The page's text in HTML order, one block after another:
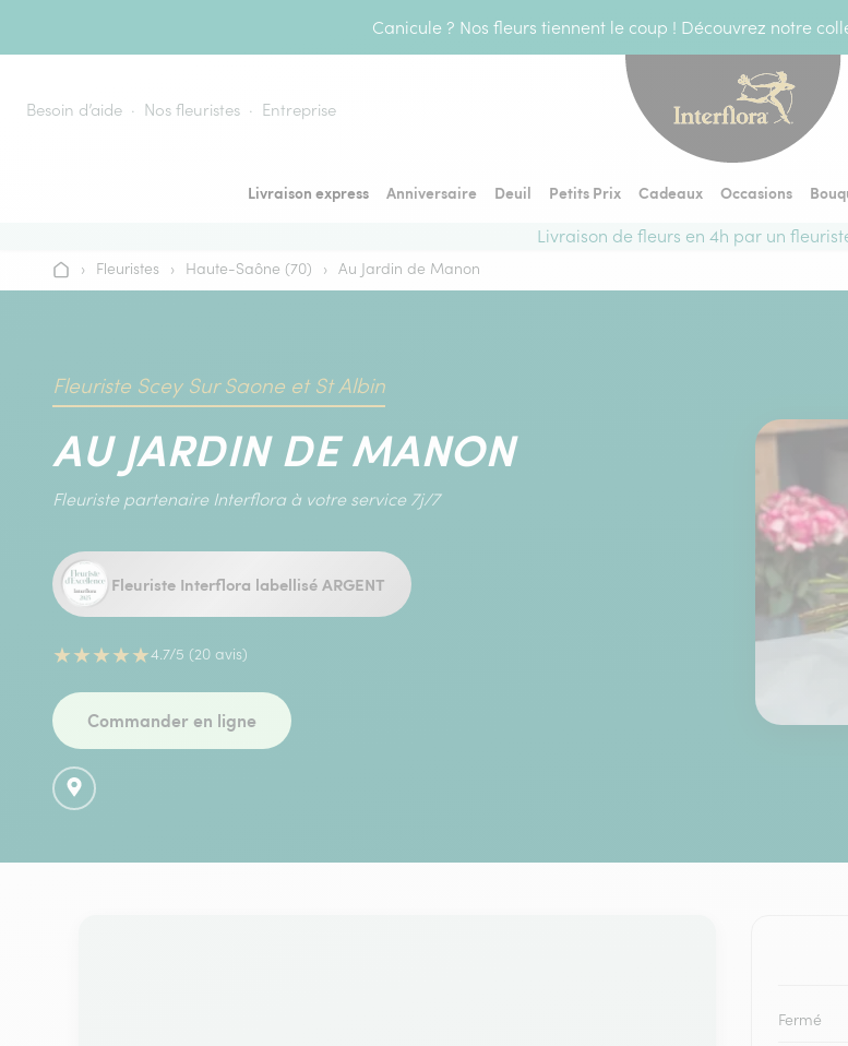
Canicule ? Nos fleurs tiennent le coup ! Découvrez notre
Besoin d’aide Nos fleuristes Entreprise
Livraison express Anniversaire Deuil Petits Prix Cadeaux Occasions
Livraison de fleurs en 4h par un
Accueil
› Fleuristes › Haute-Saône (70) › Au Jardin de Manon
Fleuriste Scey Sur Saone et St Albin
AU JARDIN DE MANON
Fleuriste partenaire Interflora à votre service 7j/7
Fleuriste Interflora labellisé ARGENT
★★★★★4.7/5 (20 avis)
Commander en ligne
Fermé